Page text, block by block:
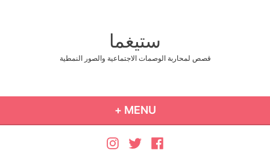
ستيغما
قصص لمحاربة الوصمات الاجتماعية والصور النمطية
MENU
+
Facebook
Twitter
Instagram